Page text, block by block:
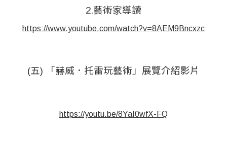
2.藝術家導讀
https://www.youtube.com/watch?v=8AEM9Bncxzc
(五) 「赫威．托雷玩藝術」展覽介紹影片
https://youtu.be/8YaI0wfX-FQ